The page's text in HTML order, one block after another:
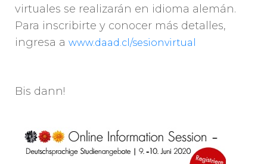
virtuales se realizarán en idioma alemán.
Para inscribirte y conocer más detalles,
ingresa a www.daad.cl/sesionvirtual
Bis dann!